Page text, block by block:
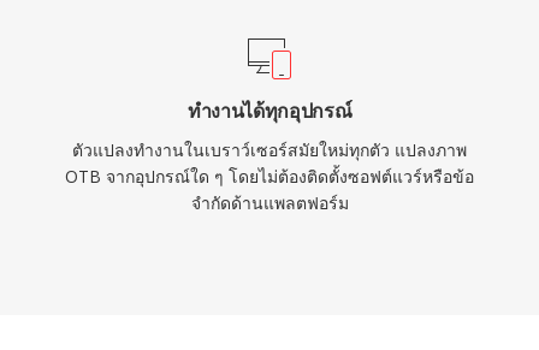
ทำงานได้ทุกอุปกรณ์
ตัวแปลงทำงานในเบราว์เซอร์สมัยใหม่ทุกตัว แปลงภาพ
OTB จากอุปกรณ์ใด ๆ โดยไม่ต้องติดตั้งซอฟต์แวร์หรือข้อ
จำกัดด้านแพลตฟอร์ม